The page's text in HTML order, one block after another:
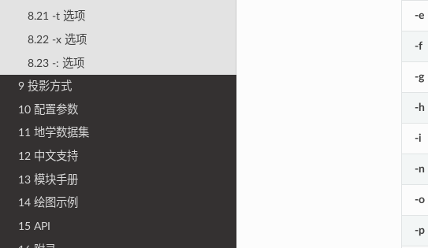
8.21 -t 选项
8.22 -x 选项
8.23 -: 选项
9 投影方式
10 配置参数
11 地学数据集
12 中文支持
13 模块手册
14 绘图示例
15 API
-e
-f
-g
-h
-i
-n
-o
-p